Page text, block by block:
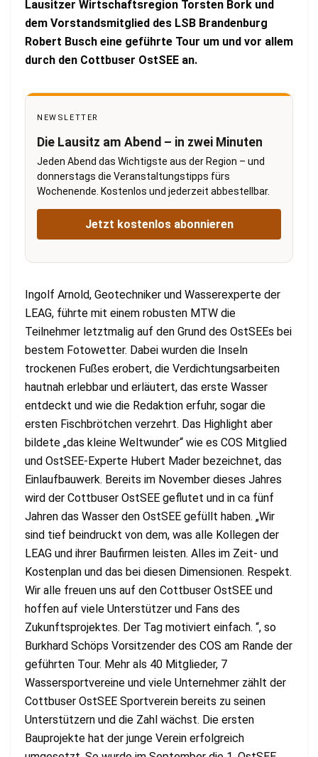
Lausitzer Wirtschaftsregion Torsten Bork und
dem Vorstandsmitglied des LSB Brandenburg
Robert Busch eine geführte Tour um und vor allem
durch den Cottbuser OstSEE an.
NEWSLETTER
Die Lausitz am Abend – in zwei Minuten
Jeden Abend das Wichtigste aus der Region – und
donnerstags die Veranstaltungstipps fürs
Wochenende. Kostenlos und jederzeit abbestellbar.
Jetzt kostenlos abonnieren
Ingolf Arnold, Geotechniker und Wasserexperte der
LEAG, führte mit einem robusten MTW die
Teilnehmer letztmalig auf den Grund des OstSEEs bei
bestem Fotowetter. Dabei wurden die Inseln
trockenen Fußes erobert, die Verdichtungsarbeiten
hautnah erlebbar und erläutert, das erste Wasser
entdeckt und wie die Redaktion erfuhr, sogar die
ersten Fischbrötchen verzehrt. Das Highlight aber
bildete „das kleine Weltwunder“ wie es COS Mitglied
und OstSEE-Experte Hubert Mader bezeichnet, das
Einlaufbauwerk. Bereits im November dieses Jahres
wird der Cottbuser OstSEE geflutet und in ca fünf
Jahren das Wasser den OstSEE gefüllt haben. „Wir
sind tief beindruckt von dem, was alle Kollegen der
LEAG und ihrer Baufirmen leisten. Alles im Zeit- und
Kostenplan und das bei diesen Dimensionen. Respekt.
Wir alle freuen uns auf den Cottbuser OstSEE und
hoffen auf viele Unterstützer und Fans des
Zukunftsprojektes. Der Tag motiviert einfach. “, so
Burkhard Schöps Vorsitzender des COS am Rande der
geführten Tour. Mehr als 40 Mitglieder, 7
Wassersportvereine und viele Unternehmer zählt der
Cottbuser OstSEE Sportverein bereits zu seinen
Unterstützern und die Zahl wächst. Die ersten
Bauprojekte hat der junge Verein erfolgreich